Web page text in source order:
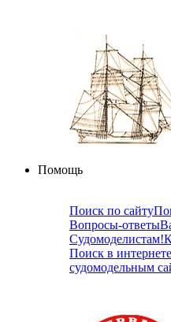
Помощь
Поиск по сайту
Вопросы-ответы
Судомоделистам!
Поиск в интернете
судомодельным